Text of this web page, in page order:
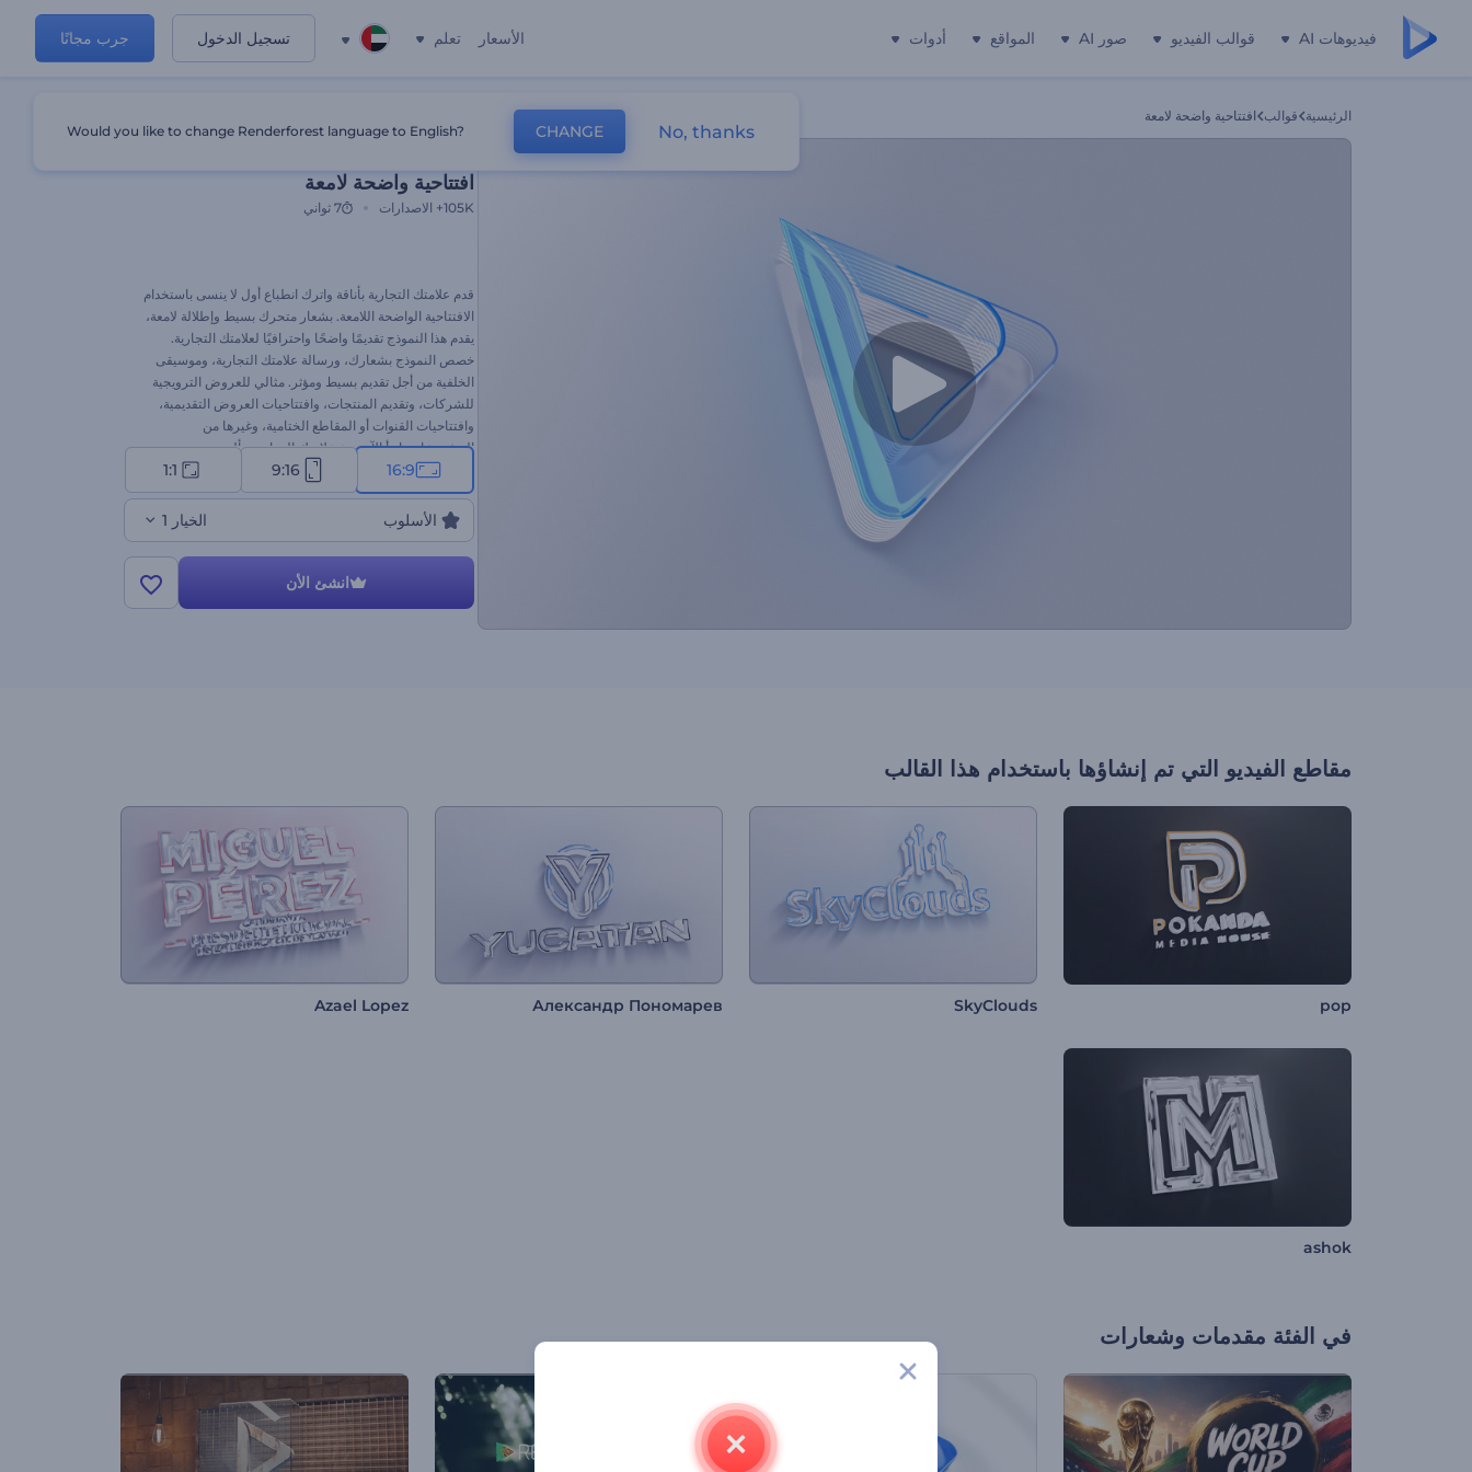
فيديوهات AI قوالب الفيديو صور AI المواقع أدوات الأسعار تعلم تسجيل الدخول جرب مجانًا
الرئيسية قوالب افتتاحية واضحة لامعة
افتتاحية واضحة لامعة
105K+ الاصدارات 7 ثواني
قدم علامتك التجارية بأناقة واترك انطباع أول لا ينسى باستخدام
الافتتاحية الواضحة اللامعة. بشعار متحرك بسيط وإطلالة لامعة،
يقدم هذا النموذج تقديمًا واضحًا واحترافيًا لعلامتك التجارية.
خصص النموذج بشعارك، ورسالة علامتك التجارية، وموسيقى
الخلفية من أجل تقديم بسيط ومؤثر. مثالي للعروض الترويجية
للشركات، وتقديم المنتجات، وافتتاحيات العروض التقديمية،
وافتتاحيات القنوات أو المقاطع الختامية، وغيرها من
المشروعات. ابدأ الآن ودع علامتك التجارية تتألق.
16:9
9:16
1:1
الأسلوب الخيار 1
انشئ الأن
مقاطع الفيديو التي تم إنشاؤها باستخدام هذا القالب
pop
SkyClouds
Александр Пономарев
Azael Lopez
ashok
في الفئة مقدمات وشعارات
Would you like to change Renderforest language to English? CHANGE No, thanks